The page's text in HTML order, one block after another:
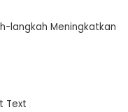
langkah Meningkatkan
Text